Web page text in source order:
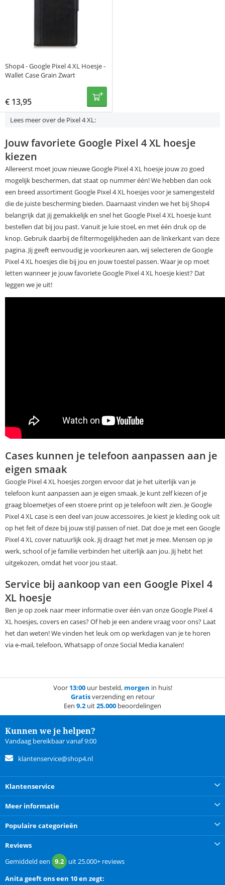
Shop4 - Google Pixel 4 XL Hoesje -
Wallet Case Grain Zwart
€ 13,95
Lees meer over de Pixel 4 XL:
Jouw favoriete Google Pixel 4 XL hoesje
kiezen
Allereerst moet jouw nieuwe Google Pixel 4 XL hoesje jouw zo goed
mogelijk beschermen, dat staat op nummer één! We hebben dan ook
een breed assortiment Google Pixel 4 XL hoesjes voor je samengesteld
die de juiste bescherming bieden. Daarnaast vinden we het bij Shop4
belangrijk dat jij gemakkelijk en snel het Google Pixel 4 XL hoesje kunt
bestellen dat bij jou past. Vanuit je luie stoel, en met één druk op de
knop. Gebruik daarbij de filtermogelijkheden aan de linkerkant van deze
pagina. Jij geeft eenvoudig je voorkeuren aan, wij selecteren de Google
Pixel 4 XL hoesjes die bij jou en jouw toestel passen. Waar je op moet
letten wanneer je jouw favoriete Google Pixel 4 XL hoesje kiest? Dat
leggen we je uit!
Cases kunnen je telefoon aanpassen aan je
eigen smaak
Google Pixel 4 XL hoesjes zorgen ervoor dat je het uiterlijk van je
telefoon kunt aanpassen aan je eigen smaak. Je kunt zelf kiezen of je
graag bloemetjes of een stoere print op je telefoon wilt zien. Je Google
Pixel 4 XL case is een deel van jouw accessoires. Je kiest je kleding ook uit
op het feit of deze bij jouw stijl passen of niet. Dat doe je met een Google
Pixel 4 XL cover natuurlijk ook. Jij draagt het met je mee. Mensen op je
werk, school of je familie verbinden het uiterlijk aan jou. Jij hebt het
uitgekozen, omdat het voor jou staat.
Service bij aankoop van een Google Pixel 4
XL hoesje
Ben je op zoek naar meer informatie over één van onze Google Pixel 4
XL hoesjes, covers en cases? Of heb je een andere vraag voor ons? Laat
het dan weten! We vinden het leuk om op werkdagen van je te horen
via e-mail, telefoon, Whatsapp of onze Social Media kanalen!
Voor 13:00uur besteld, morgen in huis!
Gratisverzending en retour
Een 9.2 uit25.000 beoordelingen
Kunnen we je helpen?
Vandaag bereikbaar vanaf 9:00
klantenservice@shop4.nl
Klantenservice
Meer informatie
Populaire categorieën
Reviews
Gemiddeld een 9.2 uit25.000+ reviews
Anita geeft ons een 10 en zegt: